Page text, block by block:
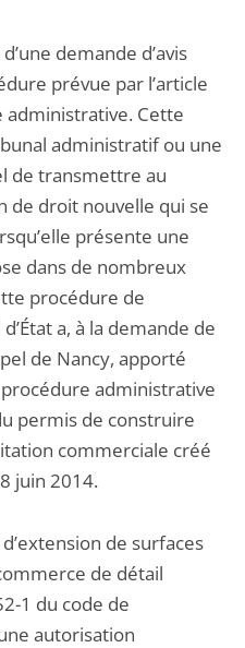
demande d’avis
prévue par l’article
administrative. Cette
administratif ou une
de transmettre au
de droit nouvelle qui se
présente une
dans de nombreux
procédure de
a, à la demande de
de Nancy, apporté
administrative
permis de construire
commerciale créé
juin 2014.
de surfaces
de détail
1 du code de
autorisation